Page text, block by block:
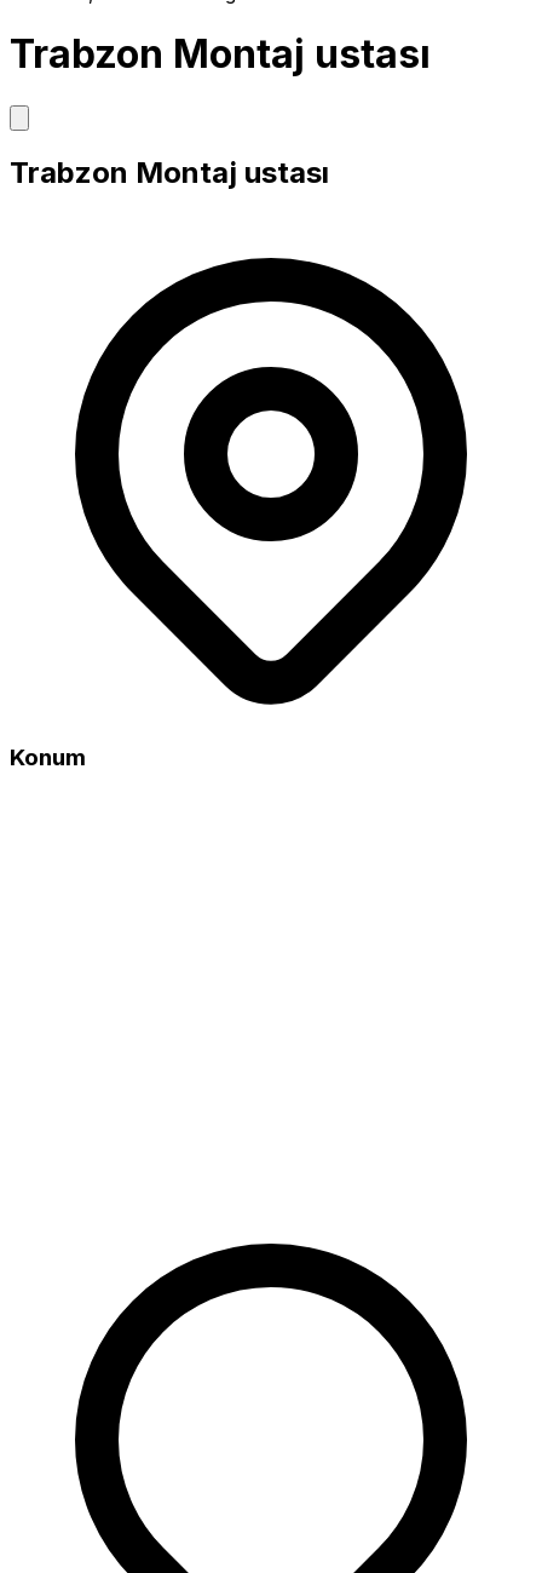
Trabzon Montaj ustası
Trabzon Montaj ustası
Konum